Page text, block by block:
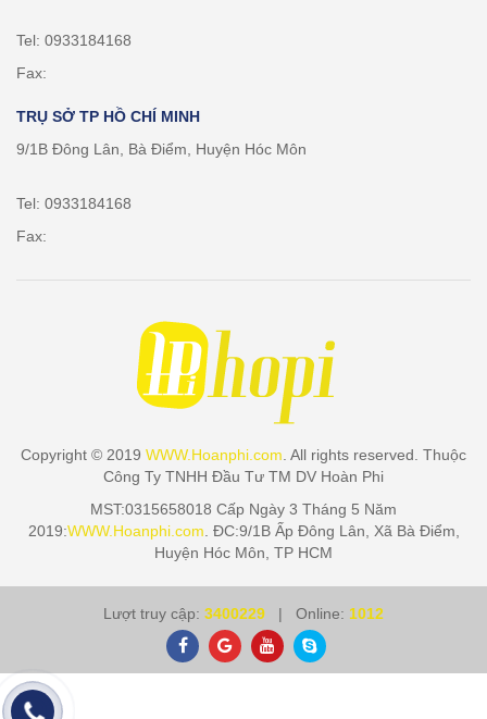
Tel: 0933184168
Fax:
TRỤ SỞ TP HỒ CHÍ MINH
9/1B Đông Lân, Bà Điểm, Huyện Hóc Môn
Tel: 0933184168
Fax:
Copyright © 2019 WWW.Hoanphi.com. All rights reserved. Thuộc
Công Ty TNHH Đầu Tư TM DV Hoàn Phi
MST:0315658018 Cấp Ngày 3 Tháng 5 Năm
2019:WWW.Hoanphi.com. ĐC:9/1B Ấp Đông Lân, Xã Bà Điểm,
Huyện Hóc Môn, TP HCM
Lượt truy cập: 3400229 | Online: 1012